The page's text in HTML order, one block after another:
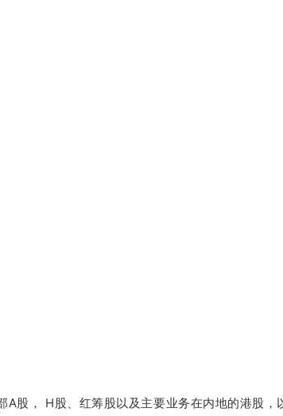
A股， H股、红筹股以及主要业务在内地的港股，